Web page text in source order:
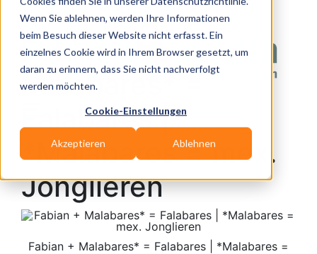
Wenn Sie ablehnen, werden Ihre Informationen
beim Besuch dieser Website nicht erfasst. Ein
einzelnes Cookie wird in Ihrem Browser gesetzt, um
daran zu erinnern, dass Sie nicht nachverfolgt
werden möchten.
Cookie-Einstellungen
Akzeptieren Ablehnen
zurück zum Themen Special Themenspecial
Artistik
Fabian +
Malabares* =
Falabares |
*Malabares = mex.
Jonglieren
Fabian + Malabares* = Falabares | *Malabares =